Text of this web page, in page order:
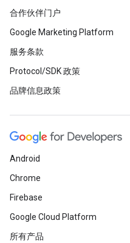
合作伙伴门户
Google Marketing Platform
服务条款
Protocol/SDK 政策
品牌信息政策
Android
Chrome
Firebase
Google Cloud Platform
所有产品